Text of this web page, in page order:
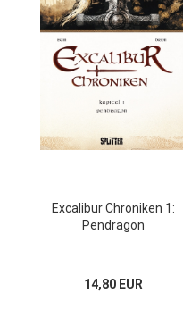
Excalibur Chroniken 1:
Pendragon
14,80 EUR